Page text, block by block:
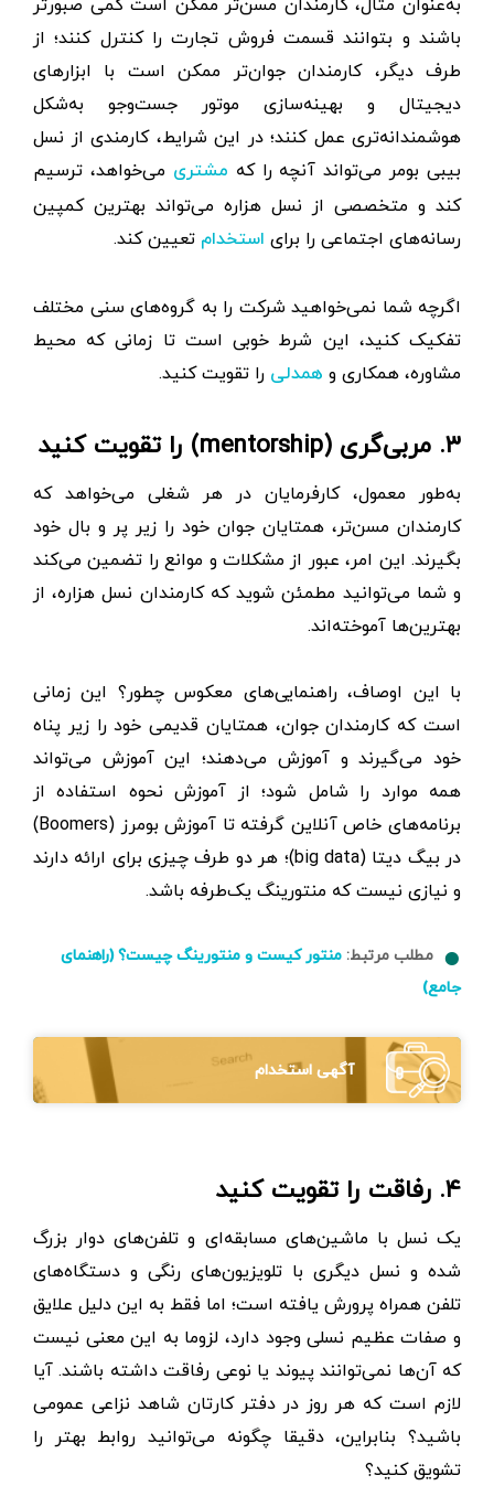
باشند و بتوانند قسمت فروش تجارت را کنترل کنند؛ از
طرف دیگر، کارمندان جوان‌تر ممکن است با ابزارهای
دیجیتال و بهینه‌سازی موتور جست‌وجو به‌شکل
هوشمندانه‌تری عمل کنند؛ در این شرایط، کارمندی از نسل
بیبی بومر می‌تواند آنچه را که مشتری می‌خواهد، ترسیم
کند و متخصصی از نسل هزاره می‌تواند بهترین کمپین
رسانه‌های اجتماعی را برای استخدام تعیین کند.
اگرچه شما نمی‌خواهید شرکت را به گروه‌های سنی مختلف
تفکیک کنید، این شرط خوبی است تا زمانی که محیط
مشاوره، همکاری و همدلی را تقویت کنید.
۳. مربی‌گری (mentorship) را تقویت کنید
به‌طور معمول، کارفرمایان در هر شغلی می‌خواهد که
کارمندان مسن‌تر، همتایان جوان خود را زیر پر و بال خود
بگیرند. این امر، عبور از مشکلات و موانع را تضمین می‌کند
و شما می‌توانید مطمئن شوید که کارمندان نسل هزاره، از
بهترین‌ها آموخته‌اند.
با این اوصاف، راهنمایی‌های معکوس چطور؟ این زمانی
است که کارمندان جوان، همتایان قدیمی خود را زیر پناه
خود می‌گیرند و آموزش می‌دهند؛ این آموزش می‌تواند
همه موارد را شامل شود؛ از آموزش نحوه استفاده از
برنامه‌های خاص آنلاین گرفته تا آموزش بومرز (Boomers)
در بیگ ‌دیتا (big data)؛ هر دو طرف چیزی برای ارائه دارند
و نیازی نیست که منتورینگ یک‌طرفه باشد.
مطلب مرتبط: منتور کیست و منتورینگ چیست؟ (راهنمای
جامع)
آگهی استخدام
۴. رفاقت را تقویت کنید
یک نسل با ماشین‌های مسابقه‌ای و تلفن‌های دوار بزرگ
شده و نسل دیگری با تلویزیون‌های رنگی و دستگاه‌های
تلفن همراه پرورش یافته است؛ اما فقط به این دلیل علایق
و صفات عظیم نسلی وجود دارد، لزوما به این معنی نیست
که آن‌ها نمی‌توانند پیوند یا نوعی رفاقت داشته باشند. آیا
لازم است که هر روز در دفتر کارتان شاهد نزاعی عمومی
باشید؟ بنابراین، دقیقا چگونه می‌توانید روابط بهتر را
تشویق کنید؟